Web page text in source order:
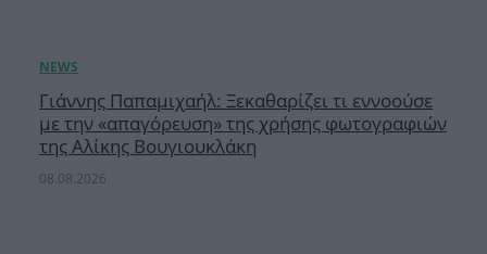
Γιάννης Παπαμιχαήλ: Ξεκαθαρίζει τι εννοούσε
με την «απαγόρευση» της χρήσης φωτογραφιών
της Αλίκης Βουγιουκλάκη
08.08.2026